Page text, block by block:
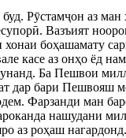
Рӯстамҷон аз
Вазъият
хонаи боҳашамату
касе аз онҳо ёд
Ба Пешвои
дар бари Пешвояш
Фарзанди ман
нашудани
аз роҳаш